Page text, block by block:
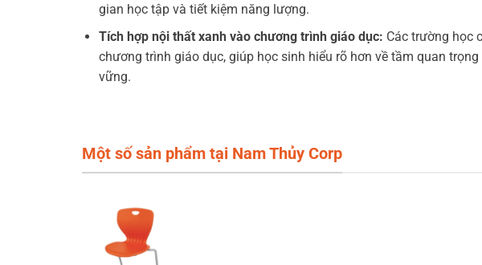
gian học tập và tiết kiệm năng lượng.
Tích hợp nội thất xanh vào chương trình giáo dục: Các trường học
chương trình giáo dục, giúp học sinh hiểu rõ hơn về tầm quan
vững.
Một số sản phẩm tại Nam Thủy Corp